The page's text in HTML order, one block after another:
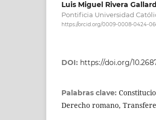
Luis Miguel Rivera
Pontificia Universidad
https://orcid.org/0009-0008-0424-
DOI: https://doi.org/
Palabras clave:
Derecho romano,